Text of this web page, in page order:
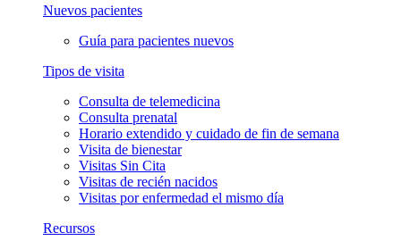
Nuevos pacientes
Guía para pacientes nuevos
Tipos de visita
Consulta de telemedicina
Consulta prenatal
Horario extendido y cuidado de fin de semana
Visita de bienestar
Visitas Sin Cita
Visitas de recién nacidos
Visitas por enfermedad el mismo día
Recursos